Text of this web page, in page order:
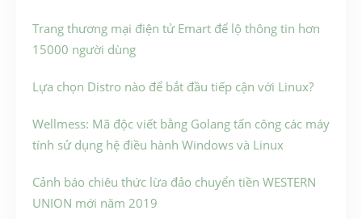
Trang thương mại điện tử Emart để lộ thông tin hơn
15000 người dùng
Lựa chọn Distro nào để bắt đầu tiếp cận với Linux?
Wellmess: Mã độc viết bằng Golang tấn công các máy
tính sử dụng hệ điều hành Windows và Linux
Cảnh báo chiêu thức lừa đảo chuyển tiền WESTERN
UNION mới năm 2019